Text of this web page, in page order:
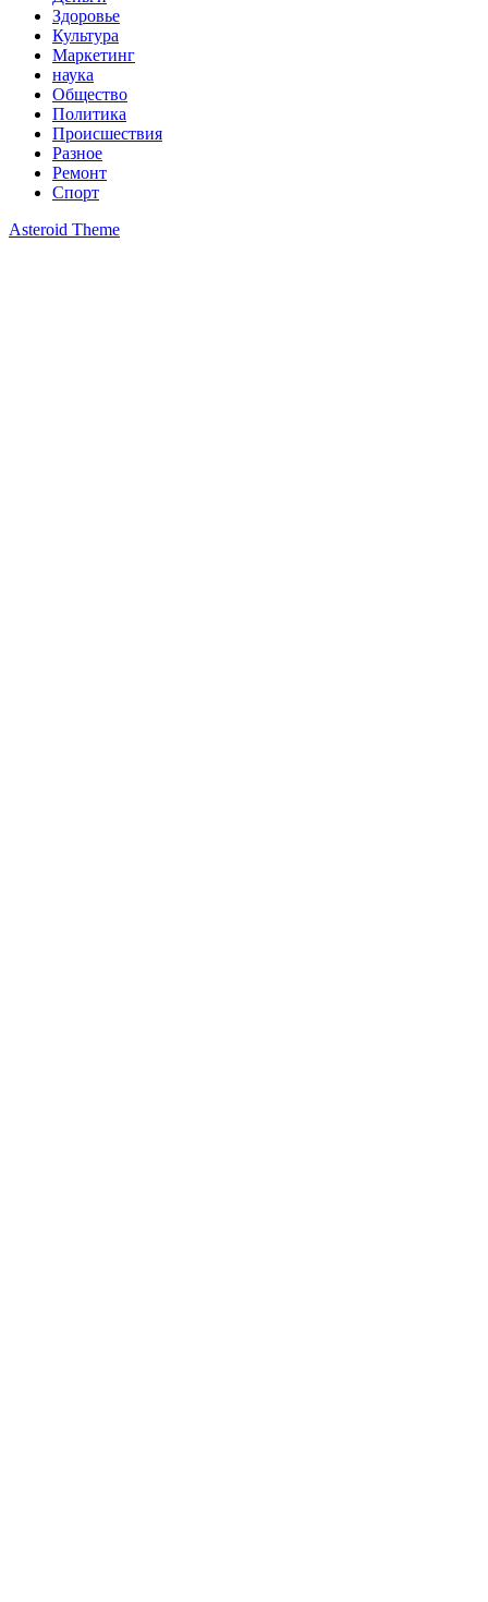
Здоровье
Культура
Маркетинг
наука
Общество
Политика
Происшествия
Разное
Ремонт
Спорт
Asteroid Theme